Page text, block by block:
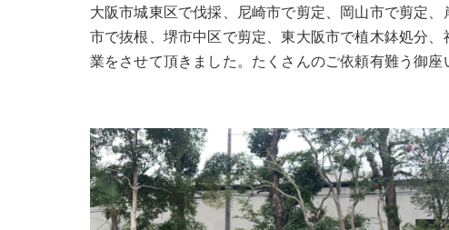
大阪市城東区で伐採、尼崎市で剪定、岡山市で剪定
市で抜根、堺市中区で剪定、東大阪市で植木鉢処分
業をさせて頂きました。たくさんのご依頼有難う御座